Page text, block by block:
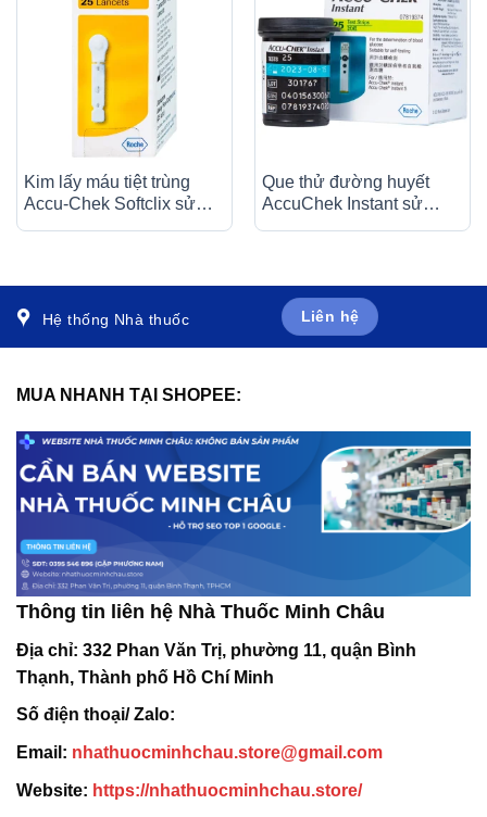
Kim lấy máu tiệt trùng
Accu-Chek Softclix sử
dụng cho thiết bị lấy máu
Que thử đường huyết
AccuChek Instant sử
dụng cho các máy đo
cái)
Hệ thống Nhà thuốc Liên hệ
MUA NHANH TẠI SHOPEE:
Thông tin liên hệ Nhà Thuốc Minh Châu
Địa chỉ: 332 Phan Văn Trị, phường 11, quận Bình
Thạnh, Thành phố Hồ Chí Minh
Số điện thoại/ Zalo:
Email: nhathuocminhchau.store@gmail.com
Website: https://nhathuocminhchau.store/